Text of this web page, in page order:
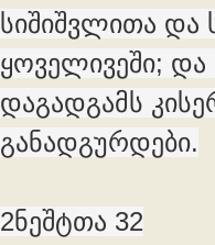
სიშიშვლითა და
ყოველივეში;
დაგადგამს
განადგურდები.
2ნეშტთა 32